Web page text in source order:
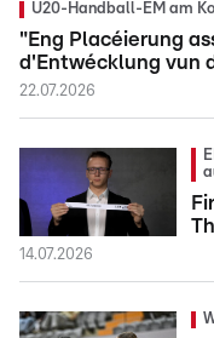
U20-Handball-EM am
"Eng Placéierung
d'Entwécklung vun
22.07.2026
14.07.2026